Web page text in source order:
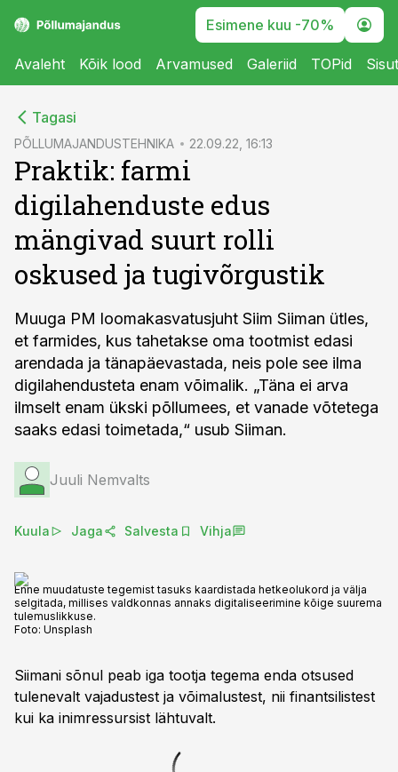
Esimene kuu -70%
Avaleht Kõik lood Arvamused Galeriid TOPid
Tagasi
PÕLLUMAJANDUSTEHNIKA 22.09.22, 16:13
Praktik: farmi
digilahenduste edus
mängivad suurt rolli
oskused ja tugivõrgustik
Muuga PM loomakasvatusjuht Siim Siiman ütles,
et farmides, kus tahetakse oma tootmist edasi
arendada ja tänapäevastada, neis pole see ilma
digilahendusteta enam võimalik. „Täna ei arva
ilmselt enam ükski põllumees, et vanade võtetega
saaks edasi toimetada,“ usub Siiman.
Juuli Nemvalts
Kuula Jaga Salvesta Vihja
Enne muudatuste tegemist tasuks kaardistada hetkeolukord ja välja
selgitada, millises valdkonnas annaks digitaliseerimine kõige suurema
tulemuslikkuse.
Foto: Unsplash
Siimani sõnul peab iga tootja tegema enda otsused
tulenevalt vajadustest ja võimalustest, nii finantsilistest
kui ka inimressursist lähtuvalt.